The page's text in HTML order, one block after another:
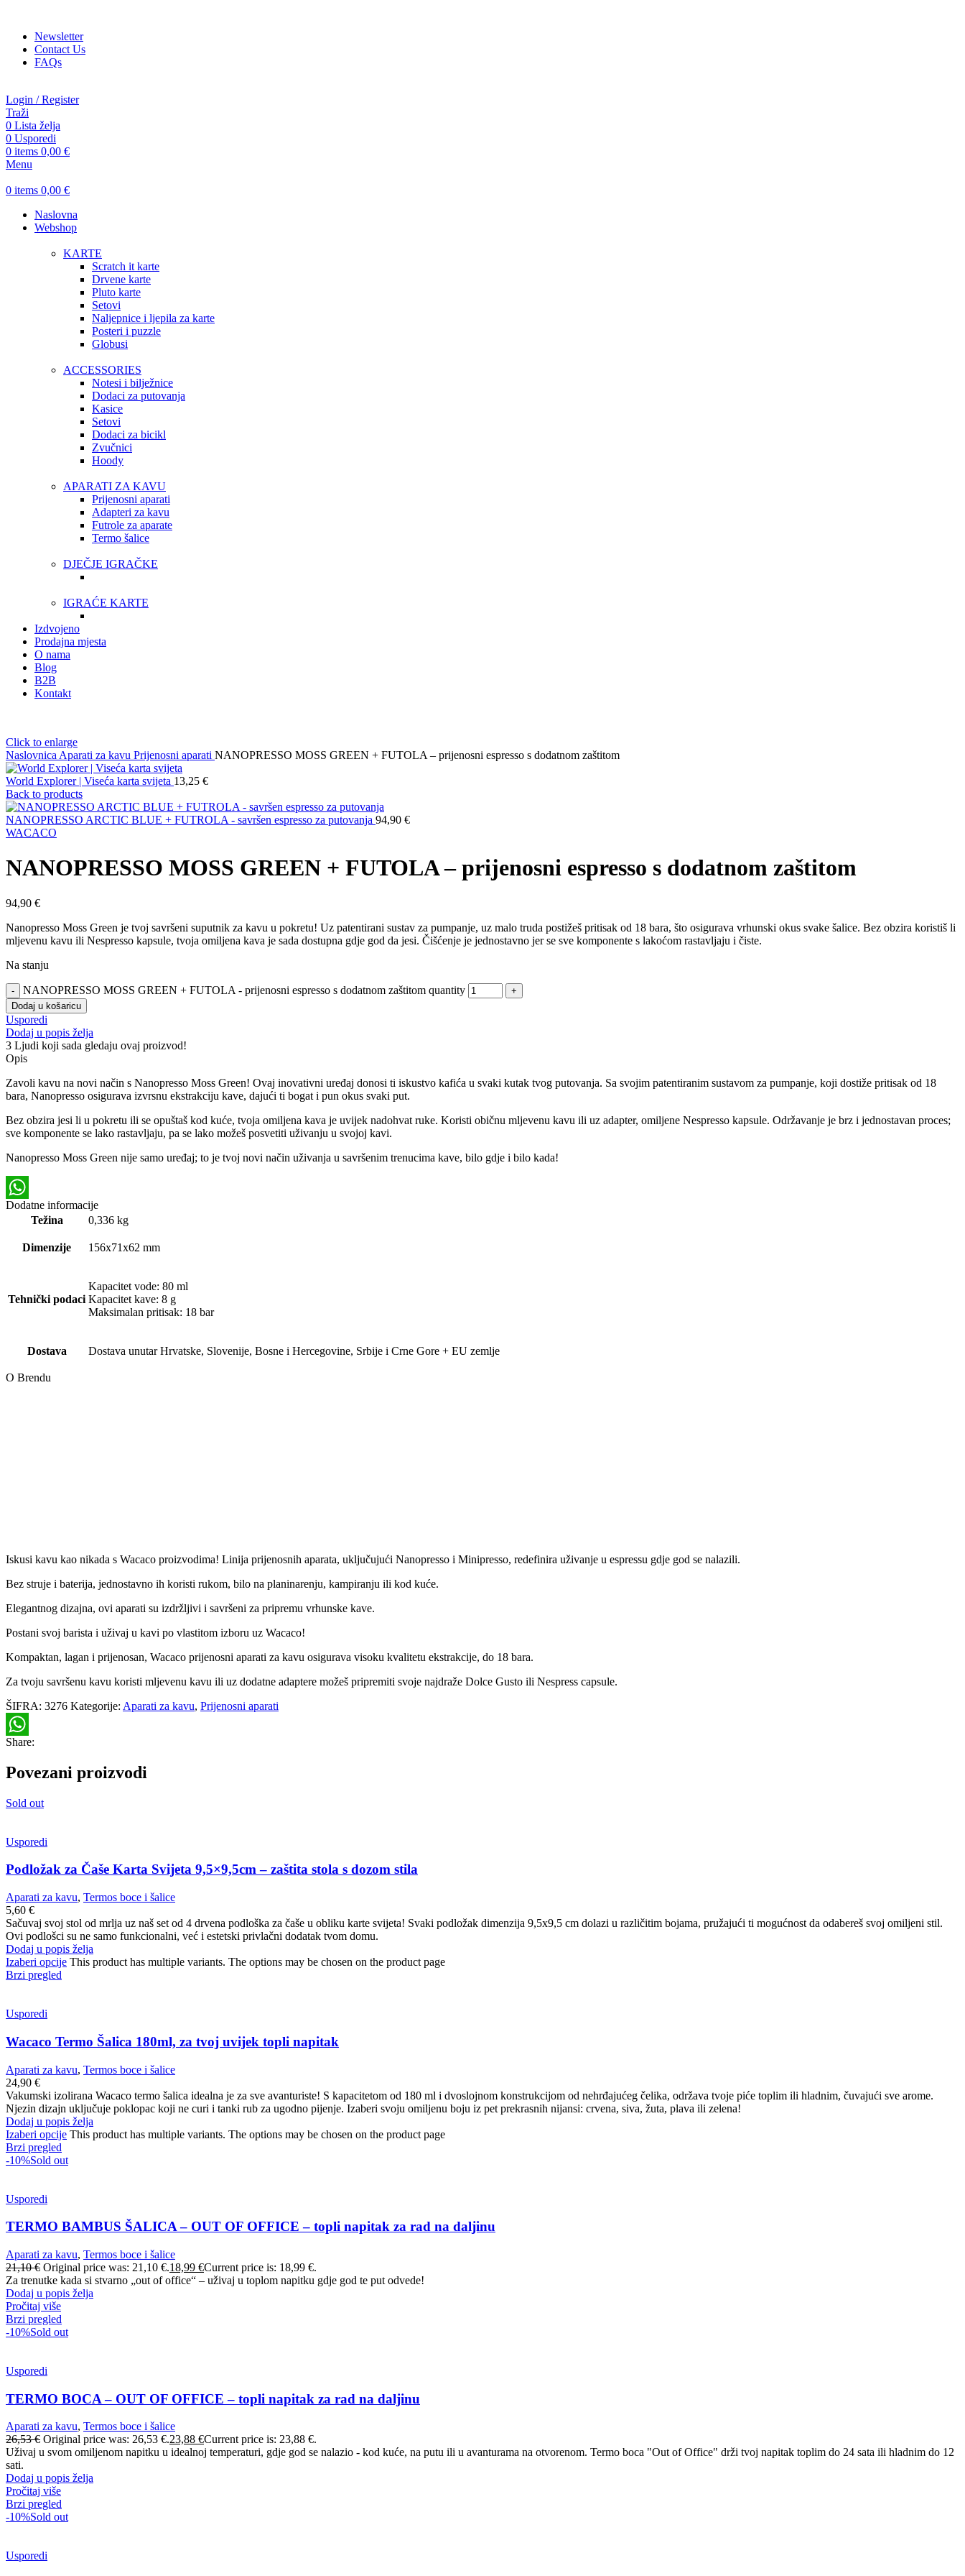
Newsletter
Contact Us
FAQs
Login / Register
Traži
0 Lista želja
0 Usporedi
0 items 0,00 €
Menu
0 items 0,00 €
Naslovna
Webshop
KARTE
Scratch it karte
Drvene karte
Pluto karte
Setovi
Naljepnice i ljepila za karte
Posteri i puzzle
Globusi
ACCESSORIES
Notesi i bilježnice
Dodaci za putovanja
Kasice
Setovi
Dodaci za bicikl
Zvučnici
Hoody
APARATI ZA KAVU
Prijenosni aparati
Adapteri za kavu
Futrole za aparate
Termo šalice
DJEČJE IGRAČKE
IGRAĆE KARTE
Izdvojeno
Prodajna mjesta
O nama
Blog
B2B
Kontakt
Click to enlarge
Naslovnica Aparati za kavu Prijenosni aparati NANOPRESSO MOSS GREEN + FUTOLA – prijenosni espresso s dodatnom zaštitom
World Explorer | Viseća karta svijeta 13,25 €
Back to products
NANOPRESSO ARCTIC BLUE + FUTROLA - savršen espresso za putovanja 94,90 €
WACACO
NANOPRESSO MOSS GREEN + FUTOLA – prijenosni espresso s dodatnom zaštitom
94,90 €
Nanopresso Moss Green je tvoj savršeni suputnik za kavu u pokretu! Uz patentirani sustav za pumpanje, uz malo truda postižeš pritisak od 18 bara, što osigurava vrhunski okus svake šalice. Bez obzira koristiš li
mljevenu kavu ili Nespresso kapsule, tvoja omiljena kava je sada dostupna gdje god da jesi. Čišćenje je jednostavno jer se sve komponente s lakoćom rastavljaju i čiste.
Na stanju
NANOPRESSO MOSS GREEN + FUTOLA - prijenosni espresso s dodatnom zaštitom quantity
Dodaj u košaricu
Usporedi
Dodaj u popis želja
3 Ljudi koji sada gledaju ovaj proizvod!
Opis
Zavoli kavu na novi način s Nanopresso Moss Green! Ovaj inovativni uređaj donosi ti iskustvo kafića u svaki kutak tvog putovanja. Sa svojim patentiranim sustavom za pumpanje, koji dostiže pritisak od 18
bara, Nanopresso osigurava izvrsnu ekstrakciju kave, dajući ti bogat i pun okus svaki put.
Bez obzira jesi li u pokretu ili se opuštaš kod kuće, tvoja omiljena kava je uvijek nadohvat ruke. Koristi običnu mljevenu kavu ili uz adapter, omiljene Nespresso kapsule. Održavanje je brz i jednostavan proces;
sve komponente se lako rastavljaju, pa se lako možeš posvetiti uživanju u svojoj kavi.
Nanopresso Moss Green nije samo uređaj; to je tvoj novi način uživanja u savršenim trenucima kave, bilo gdje i bilo kada!
WhatsApp
Dodatne informacije
Težina
0,336 kg
Dimenzije 156x71x62 mm
Tehnički podaci
Kapacitet vode: 80 ml
Kapacitet kave: 8 g
Maksimalan pritisak: 18 bar
Dostava Dostava unutar Hrvatske, Slovenije, Bosne i Hercegovine, Srbije i Crne Gore + EU zemlje
O Brendu
Iskusi kavu kao nikada s Wacaco proizvodima! Linija prijenosnih aparata, uključujući Nanopresso i Minipresso, redefinira uživanje u espressu gdje god se nalazili.
Bez struje i baterija, jednostavno ih koristi rukom, bilo na planinarenju, kampiranju ili kod kuće.
Elegantnog dizajna, ovi aparati su izdržljivi i savršeni za pripremu vrhunske kave.
Postani svoj barista i uživaj u kavi po vlastitom izboru uz Wacaco!
Kompaktan, lagan i prijenosan, Wacaco prijenosni aparati za kavu osigurava visoku kvalitetu ekstrakcije, do 18 bara.
Za tvoju savršenu kavu koristi mljevenu kavu ili uz dodatne adaptere možeš pripremiti svoje najdraže Dolce Gusto ili Nespress capsule.
ŠIFRA: 3276 Kategorije: Aparati za kavu, Prijenosni aparati
WhatsApp
Share:
Povezani proizvodi
Sold out
Usporedi
Podložak za Čaše Karta Svijeta 9,5×9,5cm – zaštita stola s dozom stila
Aparati za kavu, Termos boce i šalice
5,60 €
Sačuvaj svoj stol od mrlja uz naš set od 4 drvena podloška za čaše u obliku karte svijeta! Svaki podložak dimenzija 9,5x9,5 cm dolazi u različitim bojama, pružajući ti mogućnost da odabereš svoj omiljeni stil.
Ovi podlošci su ne samo funkcionalni, već i estetski privlačni dodatak tvom domu.
Dodaj u popis želja
Izaberi opcije This product has multiple variants. The options may be chosen on the product page
Brzi pregled
Usporedi
Wacaco Termo Šalica 180ml, za tvoj uvijek topli napitak
Aparati za kavu, Termos boce i šalice
24,90 €
Vakumski izolirana Wacaco termo šalica idealna je za sve avanturiste! S kapacitetom od 180 ml i dvoslojnom konstrukcijom od nehrđajućeg čelika, održava tvoje piće toplim ili hladnim, čuvajući sve arome.
Njezin dizajn uključuje poklopac koji ne curi i tanki rub za ugodno pijenje. Izaberi svoju omiljenu boju iz pet prekrasnih nijansi: crvena, siva, žuta, plava ili zelena!
Dodaj u popis želja
Izaberi opcije This product has multiple variants. The options may be chosen on the product page
Brzi pregled
-10%Sold out
Usporedi
TERMO BAMBUS ŠALICA – OUT OF OFFICE – topli napitak za rad na daljinu
Aparati za kavu, Termos boce i šalice
21,10€ Original price was: 21,10 €.18,99 €Current price is: 18,99 €.
Za trenutke kada si stvarno „out of office“ – uživaj u toplom napitku gdje god te put odvede!
Dodaj u popis želja
Pročitaj više
Brzi pregled
-10%Sold out
Usporedi
TERMO BOCA – OUT OF OFFICE – topli napitak za rad na daljinu
Aparati za kavu, Termos boce i šalice
26,53€ Original price was: 26,53 €.23,88 €Current price is: 23,88 €.
Uživaj u svom omiljenom napitku u idealnoj temperaturi, gdje god se nalazio - kod kuće, na putu ili u avanturama na otvorenom. Termo boca "Out of Office" drži tvoj napitak toplim do 24 sata ili hladnim do 12
sati.
Dodaj u popis želja
Pročitaj više
Brzi pregled
-10%Sold out
Usporedi